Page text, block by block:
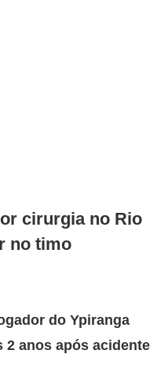
cirurgia no Rio
no timo
do Ypiranga
2 anos após acidente